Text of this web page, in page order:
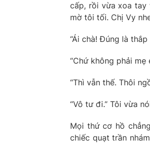
cấp, rồi vừa xoa tay
mờ tôi tối. Chị Vy
“Ái chà! Đúng là
“Chứ không phải
“Thì vẫn thế. Thôi
“Vô tư đi.” Tôi vừa
Mọi thứ cơ hồ
chiếc quạt trần